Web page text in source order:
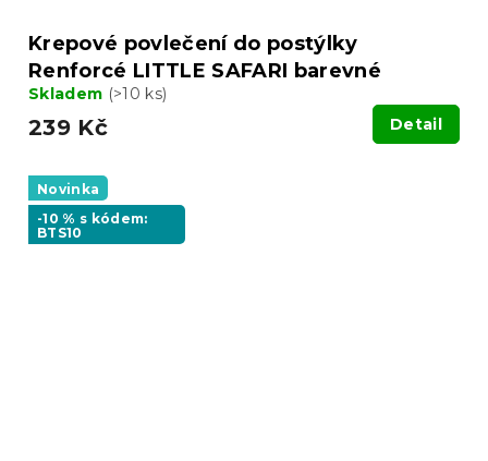
Krepové povlečení do postýlky
Renforcé LITTLE SAFARI barevné
Skladem (>10 ks)
239 Kč Detail
Novinka
-10 % s kódem:
BTS10